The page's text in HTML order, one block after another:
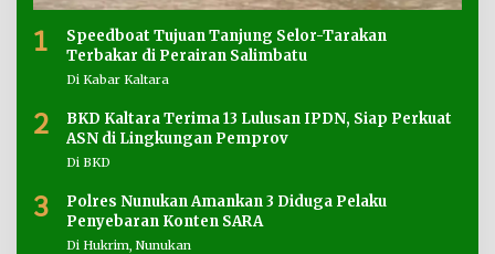
1
Speedboat Tujuan Tanjung Selor-Tarakan
Terbakar di Perairan Salimbatu
Di Kabar Kaltara
2
BKD Kaltara Terima 13 Lulusan IPDN, Siap Perkuat
ASN di Lingkungan Pemprov
Di BKD
3
Polres Nunukan Amankan 3 Diduga Pelaku
Penyebaran Konten SARA
Di Hukrim, Nunukan